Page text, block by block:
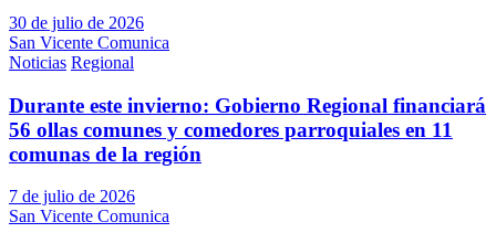
30 de julio de 2026
San Vicente Comunica
Noticias Regional
Durante este invierno: Gobierno Regional financiará
56 ollas comunes y comedores parroquiales en 11
comunas de la región
7 de julio de 2026
San Vicente Comunica